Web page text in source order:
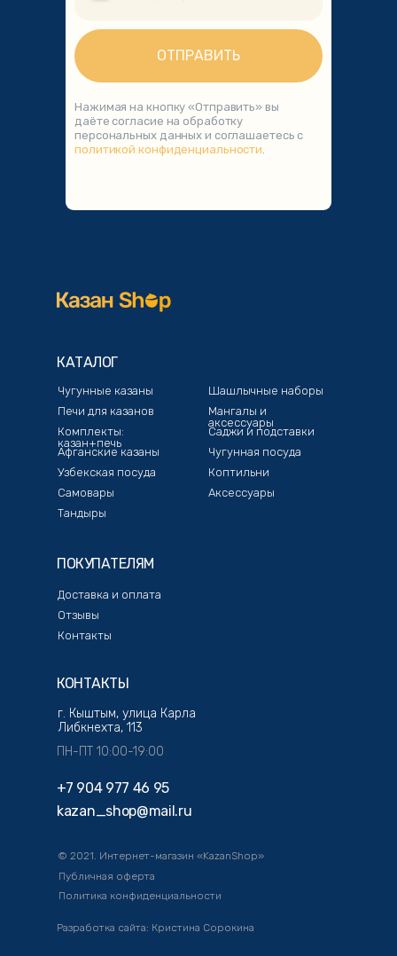
ОТПРАВИТЬ
Нажимая на кнопку «Отправить» вы
даёте согласие на обработку
персональных данных и соглашаетесь с
политикой конфиденциальности
КАТАЛОГ
ПОКУПАТЕЛЯМ
ПН-ПТ 10:00-19:00
© 2021. Интернет-магазин «KazanShop»
Чугунные казаны
Печи для казанов
Комплекты:
казан+печь
Афганские казаны
Узбекская посуда
Шашлычные наборы
Мангалы и
аксессуары
Доставка и оплата
Отзывы
Контакты
Саджи и подставки
Аксессуары
Политика конфиденциальности
Самовары
Коптильни
Разработка сайта: Кристина Сорокина
Чугунная посуда
Тандыры
КОНТАКТЫ
г. Кыштым, улица Карла
Либкнехта, 113
+7 904 977 46 95
kazan_shop@mail.ru
Публичная оферта